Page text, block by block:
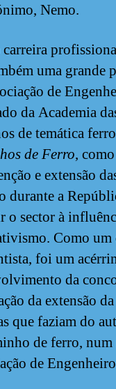
Nemo.
carreira
uma grande
de
da Academia
de temática
de Ferro,
e extensão
durante a
o sector à
Como
foi um
da
da extensão
que faziam do
de ferro,
de